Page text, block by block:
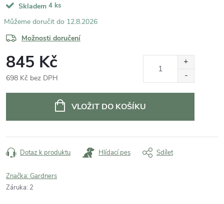
Skladem 4 ks
12.8.2026
Možnosti doručení
845 Kč
698 Kč bez DPH
VLOŽIT DO KOŠÍKU
Dotaz k produktu Hlídací pes Sdílet
Značka: Gardners
Záruka: 2